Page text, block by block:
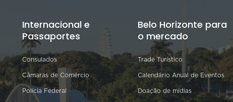
Internacional e
Passaportes
Consulados
Câmaras de Comércio
Polícia Federal
Belo Horizonte para
o mercado
Trade Turístico
Calendário Anual de Eventos
Doação de mídias